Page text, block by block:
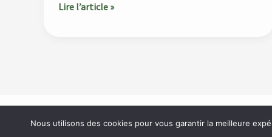
Lire l’article »
Accueil À propos Blog Contact
Nous utilisons des cookies pour vous garantir la meilleure